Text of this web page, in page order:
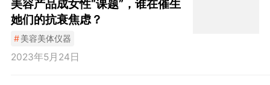
美容产品成女性“课题”，谁在催生
她们的抗衰焦虑？
#美容美体仪器
2023年5月24日